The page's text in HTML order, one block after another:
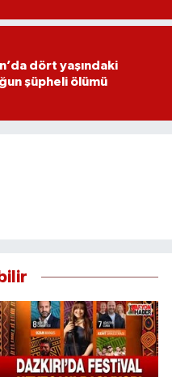
dört yaşındaki
şüpheli ölümü